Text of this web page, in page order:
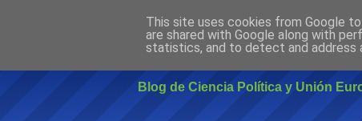
Ciudadano
Blog de Ciencia Política y Unión
This site uses cookies from Google
are shared with Google along with
statistics, and to detect and address